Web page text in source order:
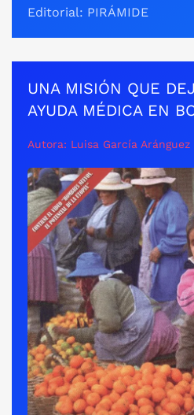
Editorial: PIRÁMIDE
UNA MISIÓN QUE
AYUDA MÉDICA EN
Autora: Luisa García Aránguez